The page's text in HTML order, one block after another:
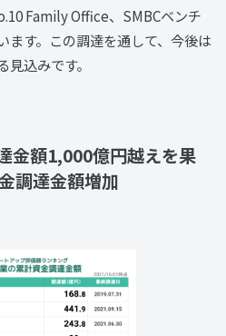
Family Office、SMBCベンチ
ます。この調達を通して、今後は
込みです。
金額1,000億円越えを果
調達金額増加